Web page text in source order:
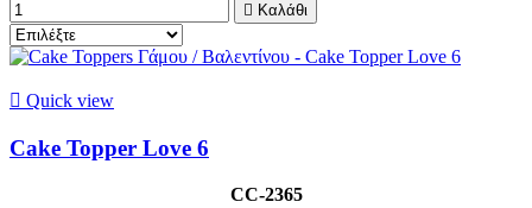
 Καλάθι
 Quick view
Cake Topper Love 6
CC-2365